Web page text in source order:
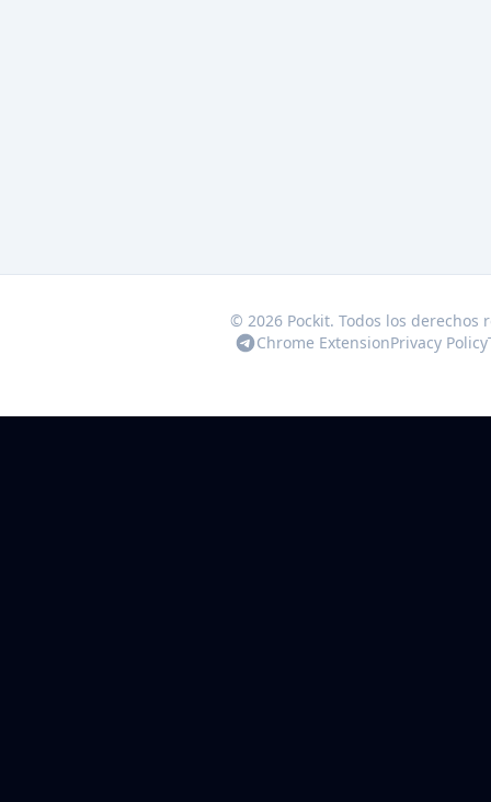
© 2026 Pockit. Todos los derechos
Chrome ExtensionPrivacy Policy